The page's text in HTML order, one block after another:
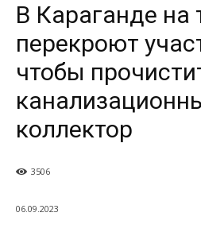
В Караганде на
перекроют
чтобы
коллектор
3506
06.09.2023